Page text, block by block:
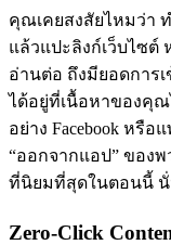
คุณเคยสงสัยไหมว่า
แล้วแปะลิงก์เว็บไซต์
อ่านต่อ ถึงมียอดการเ
ได้อยู่ที่เนื้อหาของคุ
อย่าง Facebook หรื
“ออกจากแอป” ของ
ที่นิยมที่สุดในตอนนี้
Zero-Click